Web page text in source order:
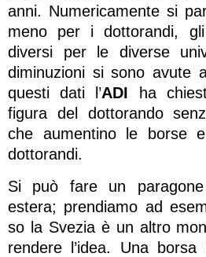
anni. Numericamente si
meno per i dottorandi,
diversi per le diverse
diminuzioni si sono avute
questi dati l’ADI
ha
figura del dottorando
che aumentino le borse
dottorandi.
Si può fare un
estera; prendiamo ad
so la Svezia è un altro
rendere l’idea. Una